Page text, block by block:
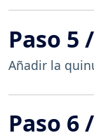
Paso 5
Añadir la
Paso 6